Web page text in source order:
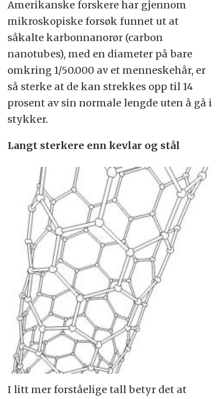
Amerikanske forskere har gjennom
mikroskopiske forsøk funnet ut at
såkalte karbonnanorør (carbon
nanotubes), med en diameter på bare
omkring 1/50.000 av et menneskehår, er
så sterke at de kan strekkes opp til 14
prosent av sin normale lengde uten å gå i
stykker.
Langt sterkere enn kevlar og stål
I litt mer forståelige tall betyr det at